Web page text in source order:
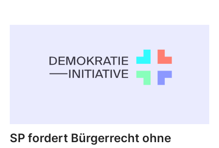
SP fordert Bürgerrecht ohne